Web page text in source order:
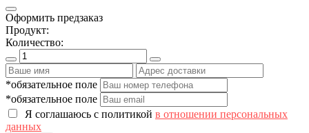
Оформить предзаказ
Продукт:
Количество:
*обязательное поле
*обязательное поле
Я соглашаюсь с политикой в отношении персональных
данных